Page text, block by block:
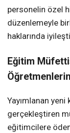
personelin özel
düzenlemeyle
haklarında
Eğitim
Yayımlanan
gerçekleştiren
eğitimcilere